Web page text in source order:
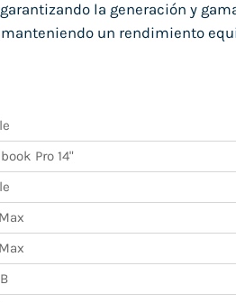
la generación y
un rendimiento
Pro 14"